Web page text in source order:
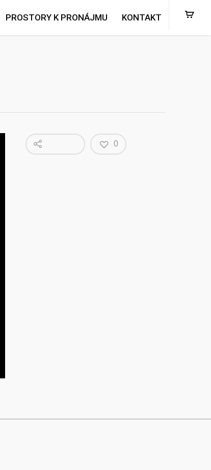
PROSTORY K PRONÁJMU KONTAKT
0